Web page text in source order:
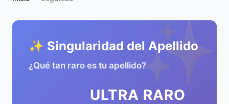
✨
✨ Singularidad del Apellido
¿Qué tan raro es tu apellido?
ULTRA RARO